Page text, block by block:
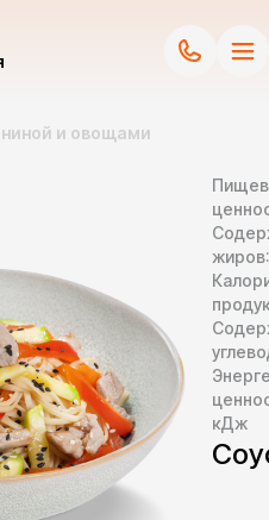
и овощами
кДж